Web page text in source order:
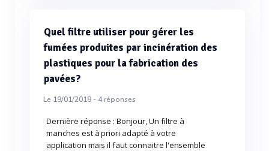
Quel filtre utiliser pour gérer les
fumées produites par incinération des
plastiques pour la fabrication des
pavées?
Le 19/01/2018 - 4réponses
Dernière réponse : Bonjour, Un filtre à
manches est à priori adapté à votre
application mais il faut connaitre l'ensemble